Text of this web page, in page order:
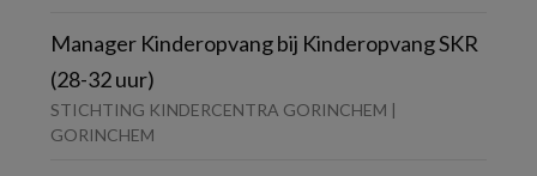
Manager Kinderopvang bij Kinderopvang SKR
(28-32 uur)
STICHTING KINDERCENTRA GORINCHEM |
GORINCHEM